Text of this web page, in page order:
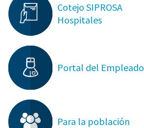
Cotejo SIPROSA
Hospitales
Portal del Empleado
Para la población